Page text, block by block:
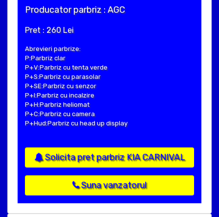
Producator parbriz : AGC
Pret : 260 Lei
Abrevieri parbrize:
P:Parbriz clar
P+V:Parbriz cu tenta verde
P+S:Parbriz cu parasolar
P+SE:Parbriz cu senzor
P+I:Parbriz cu incalzire
P+H:Parbriz heliomat
P+C:Parbriz cu camera
P+Hud:Parbriz cu head up display
Solicita pret parbriz KIA CARNIVAL
Suna vanzatorul